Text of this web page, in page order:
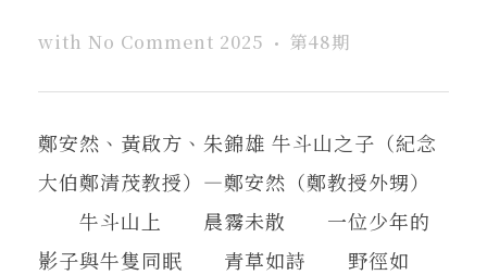
with No Comment 2025 第48期
鄭安然、黃啟方、朱錦雄 牛斗山之子（紀念
大伯鄭清茂教授）—鄭安然（鄭教授外甥）
牛斗山上 晨霧未散 一位少年的
影子與牛隻同眠 青草如詩 野徑如